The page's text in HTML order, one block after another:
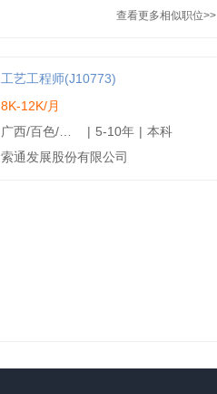
查看更多相似职位>>
工艺工程师(J10773)
8K-12K/月
| 5-10年 | 本科
索通发展股份有限公司